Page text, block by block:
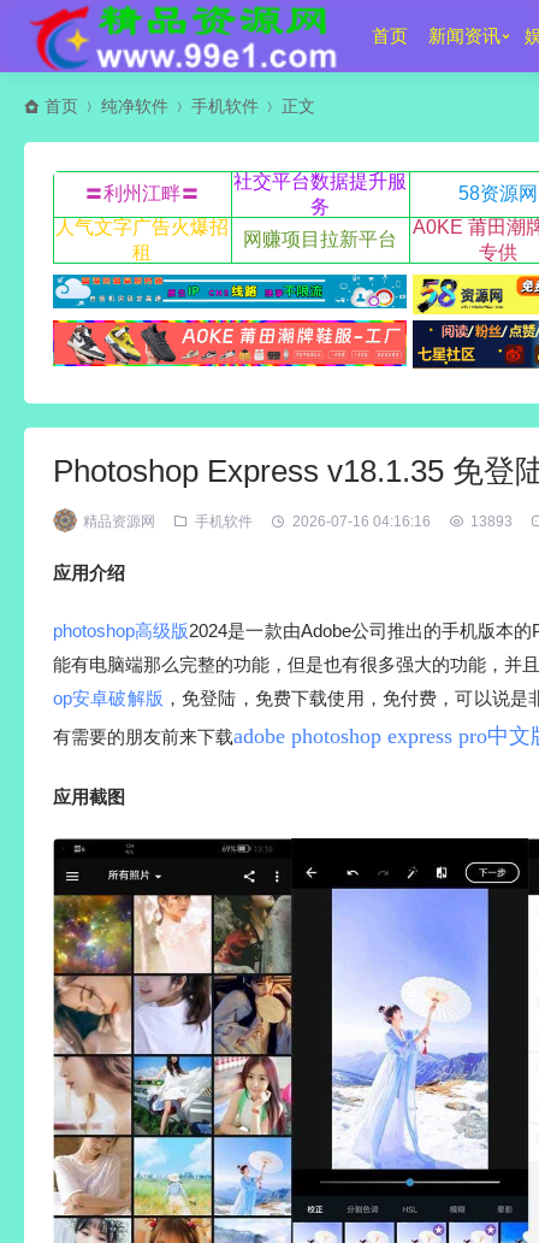
首页 新闻资讯
首页 纯净软件 手机软件 正文
〓利州江畔〓
社交平台数据提升服
务
58资源网
人气文字广告火爆招
租
网赚项目拉新平台
A0KE 莆田潮
专供
Photoshop Express v18.1.35 免登
精品资源网 手机软件 2026-07-16 04:16:16 13893
应用介绍
photoshop高级版2024是一款由Adobe公司推出的手机版本
能有电脑端那么完整的功能，但是也有很多强大的功能，并
op安卓破解版 ，免登陆，免费下载使用，免付费，可以说
有需要的朋友前来下载adobe photoshop express pro中文
应用截图